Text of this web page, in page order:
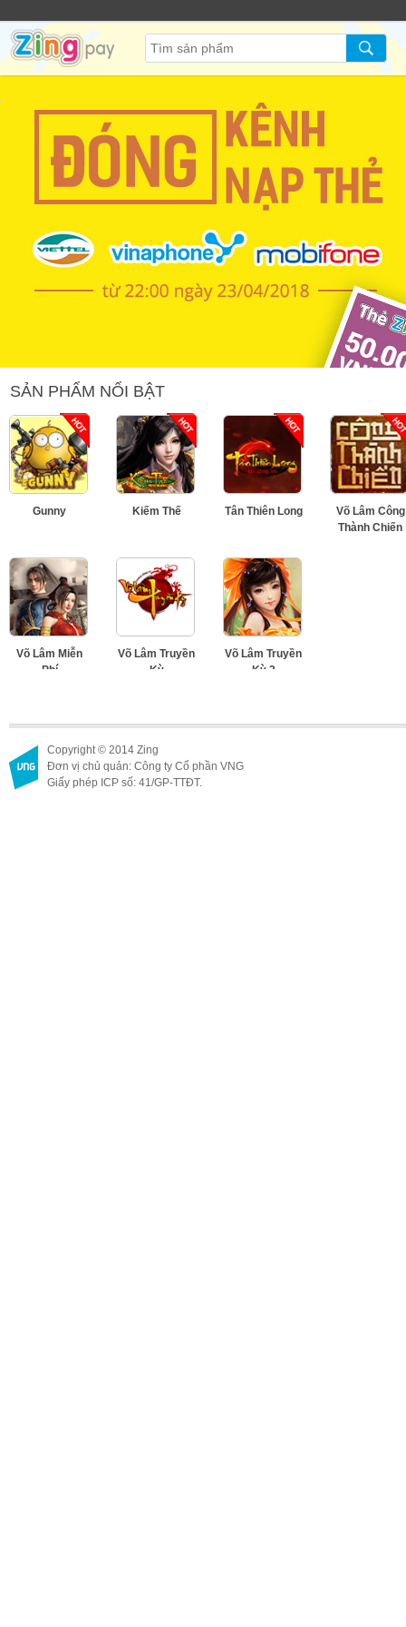
SẢN PHẨM NỔI BẬT
Gunny Kiếm Thế Tân Thiên Long
Võ Lâm Công
Thành Chiến
Võ Lâm Miễn
Phí
Võ Lâm Truyền
Kỳ
Võ Lâm Truyền
Kỳ 2
Copyright © 2014 Zing
Đơn vị chủ quản: Công ty Cổ phần VNG
Giấy phép ICP số: 41/GP-TTĐT.